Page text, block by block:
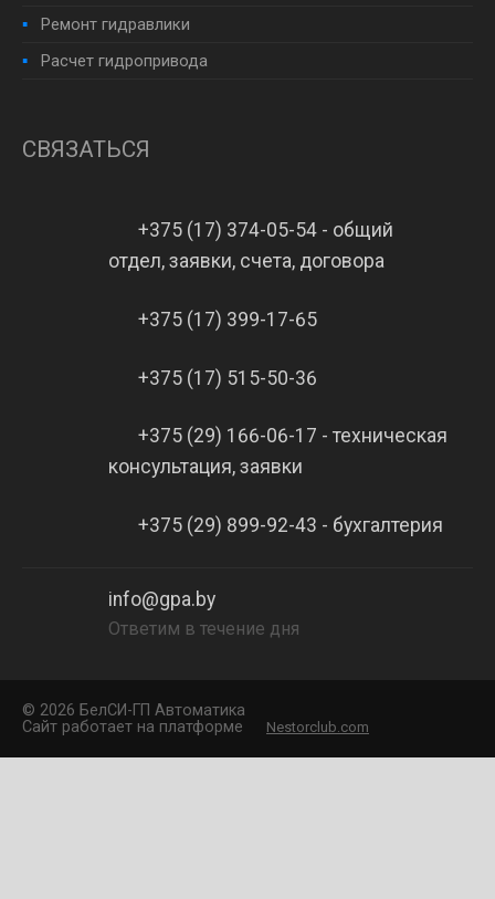
Ремонт гидравлики
Расчет гидропривода
СВЯЗАТЬСЯ
+375 (17) 374-05-54 - общий
отдел, заявки, счета, договора
+375 (17) 399-17-65
+375 (17) 515-50-36
+375 (29) 166-06-17 - техническая
консультация, заявки
+375 (29) 899-92-43 - бухгалтерия
info@gpa.by
Ответим в течение дня
© 2026 БелCИ-ГП Автоматика
Сайт работает на платформе
Nestorclub.com